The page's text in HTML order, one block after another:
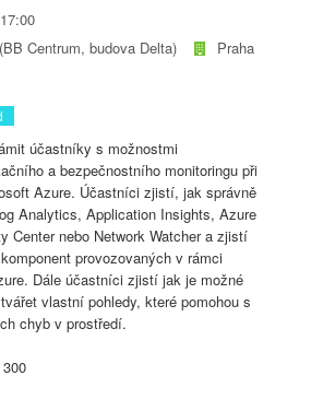
Centrum, budova Delta)
Praha
účastníky s možnostmi
a bezpečnostního monitoringu při
Azure. Účastníci zjistí, jak správně
Analytics, Application Insights, Azure
Center nebo Network Watcher a zjistí
provozovaných v rámci
Dále účastníci zjistí jak je možné
vlastní pohledy, které pomohou s
chyb v prostředí.